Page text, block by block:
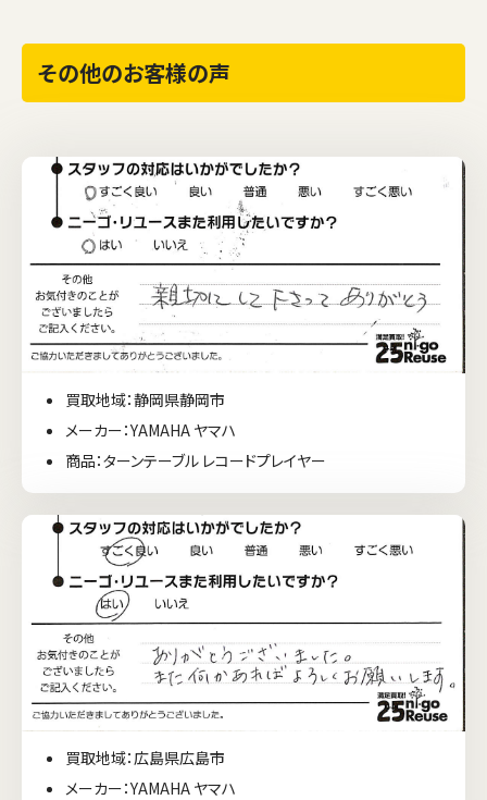
その他のお客様の声
買取地域：静岡県静岡市
メーカー：YAMAHA ヤマハ
商品：ターンテーブル レコードプレイヤー
買取地域：広島県広島市
メーカー：YAMAHA ヤマハ